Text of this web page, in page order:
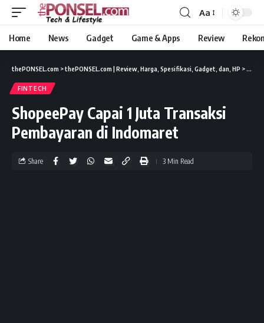
Aa
Home News Gadget Game & Apps Review
thePONSEL.com >thePONSEL.com | Review, Harga, Spesifikasi, Gadget, dan, HP >
FINTECH
ShopeePay Capai 1 Juta Transaksi
Pembayaran di Indomaret
Share 3 Min Read